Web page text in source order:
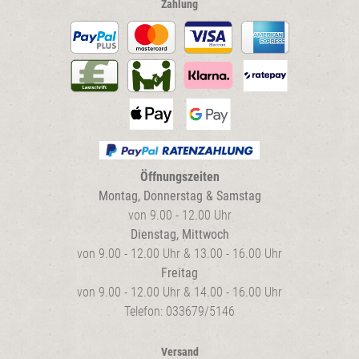
Zahlung
Öffnungszeiten
Montag, Donnerstag & Samstag
von 9.00 - 12.00 Uhr
Dienstag, Mittwoch
von 9.00 - 12.00 Uhr & 13.00 - 16.00 Uhr
Freitag
von 9.00 - 12.00 Uhr & 14.00 - 16.00 Uhr
Telefon: 033679/5146
Versand